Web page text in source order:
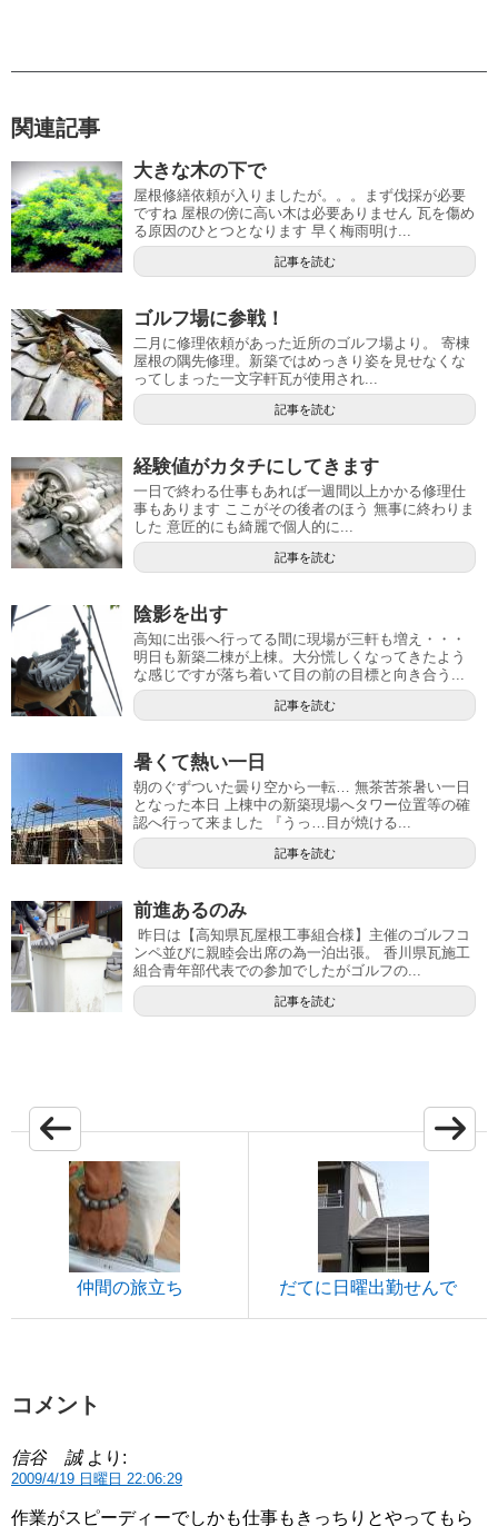
関連記事
大きな木の下で
屋根修繕依頼が入りましたが。。。まず伐採が必要
ですね 屋根の傍に高い木は必要ありません 瓦を傷め
る原因のひとつとなります 早く梅雨明け...
記事を読む
ゴルフ場に参戦！
二月に修理依頼があった近所のゴルフ場より。 寄棟
屋根の隅先修理。新築ではめっきり姿を見せなくな
ってしまった一文字軒瓦が使用され...
記事を読む
経験値がカタチにしてきます
一日で終わる仕事もあれば一週間以上かかる修理仕
事もあります ここがその後者のほう 無事に終わりま
した 意匠的にも綺麗で個人的に...
記事を読む
陰影を出す
高知に出張へ行ってる間に現場が三軒も増え・・・
明日も新築二棟が上棟。大分慌しくなってきたよう
な感じですが落ち着いて目の前の目標と向き合う...
記事を読む
暑くて熱い一日
朝のぐずついた曇り空から一転… 無茶苦茶暑い一日
となった本日 上棟中の新築現場へタワー位置等の確
認へ行って来ました 『うっ…目が焼ける...
記事を読む
前進あるのみ
昨日は【高知県瓦屋根工事組合様】主催のゴルフコ
ンペ並びに親睦会出席の為一泊出張。 香川県瓦施工
組合青年部代表での参加でしたがゴルフの...
記事を読む
仲間の旅立ち だてに日曜出勤せんで
コメント
信谷 誠 より:
2009/4/19 日曜日 22:06:29
作業がスピーディーでしかも仕事もきっちりとやってもら